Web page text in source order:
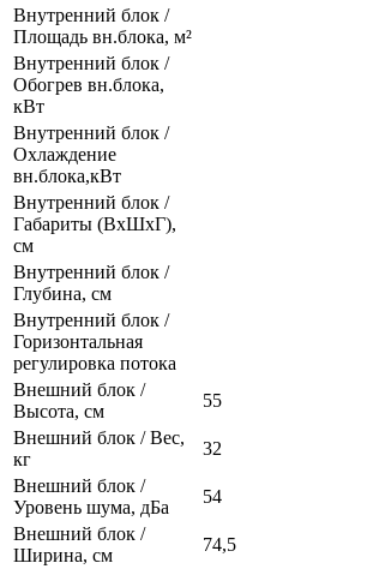
Внутренний блок /
Площадь вн.блока, м²
Внутренний блок /
Обогрев вн.блока,
кВт
Внутренний блок /
Охлаждение
вн.блока,кВт
Внутренний блок /
Габариты (ВхШхГ),
см
Внутренний блок /
Глубина, см
Внутренний блок /
Горизонтальная
регулировка потока
Внешний блок /
Высота, см
55
Внешний блок / Вес,
кг
32
Внешний блок /
Уровень шума, дБа
54
Внешний блок /
Ширина, см
74,5